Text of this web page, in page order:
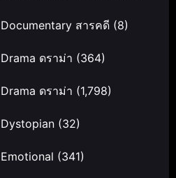
Documentary สารคดี (8)
Drama ดราม่า (364)
Drama ดราม่า (1,798)
Dystopian (32)
Emotional (341)